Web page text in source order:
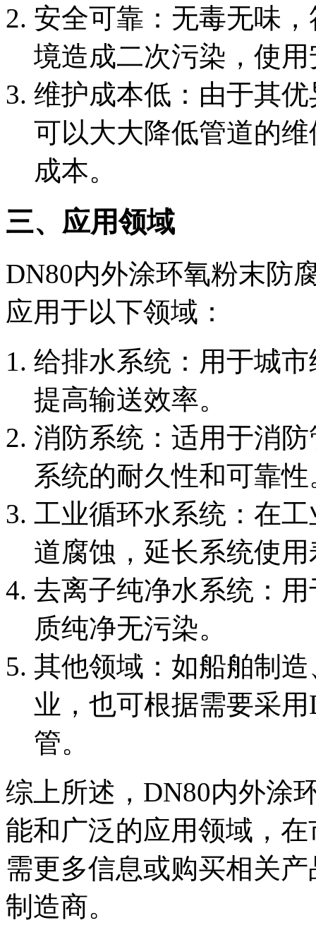
安全可靠‌：无毒无味
境造成二次污染，使
维护成本低‌：由于其
可以大大降低管道的
成本。
三、应用领域
DN80内外涂环氧粉末防
应用于以下领域：
给排水系统‌：用于城
提高输送效率。
消防系统‌：适用于消
系统的耐久性和可靠性
工业循环水系统‌：在
道腐蚀，延长系统使
去离子纯净水系统‌：
质纯净无污染。
其他领域‌：如船舶制
业，也可根据需要采
管。
综上所述，DN80内外涂
能和广泛的应用领域，
需更多信息或购买相关
制造商。